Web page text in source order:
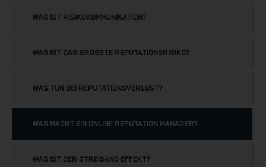
WAS IST RISIKOKOMMUNIKATION?
WAS IST DAS GRÖSSTE REPUTATIONSRISIKO?
WAS TUN BEI REPUTATIONSVERLUST?
WAS MACHT EIN ONLINE REPUTATION MANAGER?
WAS IST DER STREISAND EFFEKT?